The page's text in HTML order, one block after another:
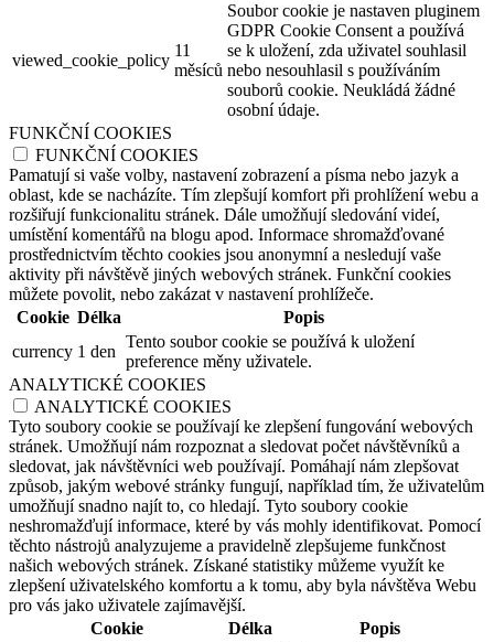
viewed_cookie_policy
11
měsíců
Soubor cookie je nastaven pluginem
GDPR Cookie Consent a používá
se k uložení, zda uživatel souhlasil
nebo nesouhlasil s používáním
souborů cookie. Neukládá žádné
osobní údaje.
FUNKČNÍ COOKIES
FUNKČNÍ COOKIES
Pamatují si vaše volby, nastavení zobrazení a písma nebo jazyk a
oblast, kde se nacházíte. Tím zlepšují komfort při prohlížení webu a
rozšiřují funkcionalitu stránek. Dále umožňují sledování videí,
umístění komentářů na blogu apod. Informace shromažďované
prostřednictvím těchto cookies jsou anonymní a nesledují vaše
aktivity při návštěvě jiných webových stránek. Funkční cookies
můžete povolit, nebo zakázat v nastavení prohlížeče.
Cookie Délka
Popis
currency 1 den
Tento soubor cookie se používá k uložení
preference měny uživatele.
ANALYTICKÉ COOKIES
ANALYTICKÉ COOKIES
Tyto soubory cookie se používají ke zlepšení fungování webových
stránek. Umožňují nám rozpoznat a sledovat počet návštěvníků a
sledovat, jak návštěvníci web používají. Pomáhají nám zlepšovat
způsob, jakým webové stránky fungují, například tím, že uživatelům
umožňují snadno najít to, co hledají. Tyto soubory cookie
neshromažďují informace, které by vás mohly identifikovat. Pomocí
těchto nástrojů analyzujeme a pravidelně zlepšujeme funkčnost
našich webových stránek. Získané statistiky můžeme využít ke
zlepšení uživatelského komfortu a k tomu, aby byla návštěva Webu
pro vás jako uživatele zajímavější.
Cookie
Délka Popis